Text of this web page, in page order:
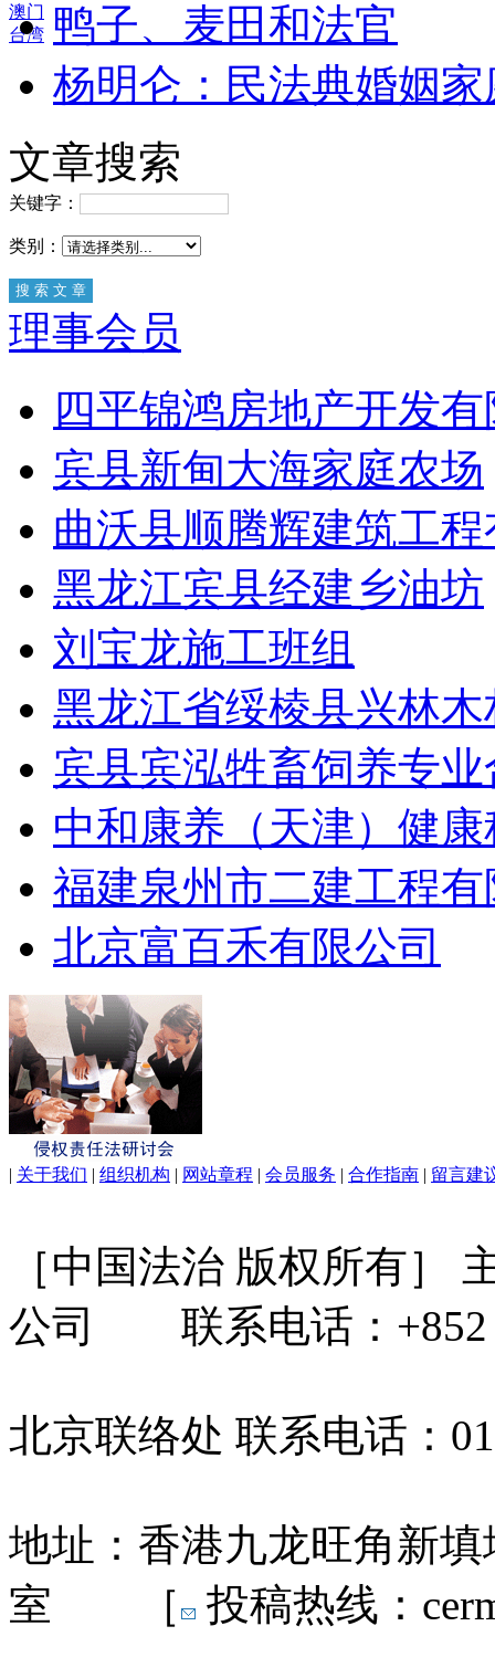
澳门
台湾 鸭子、麦田和法官
杨明仑：民法典婚姻
文章搜索
关键字：
类别：
理事会员
四平锦鸿房地产开发
宾县新甸大海家庭农场
曲沃县顺腾辉建筑工
黑龙江宾县经建乡油坊
刘宝龙施工班组
黑龙江省绥棱县兴林
宾县宾泓牲畜饲养专
中和康养（天津）健
福建泉州市二建工程
北京富百禾有限公司
| 关于我们 | 组织机构 | 网站章程 | 会员服务 | 合作指南 | 留言建
［中国法治 版权所有］
公司 联系电话：+852
北京联络处 联系电话：
地址：香港九龙旺角新
室 ［
投稿热线：